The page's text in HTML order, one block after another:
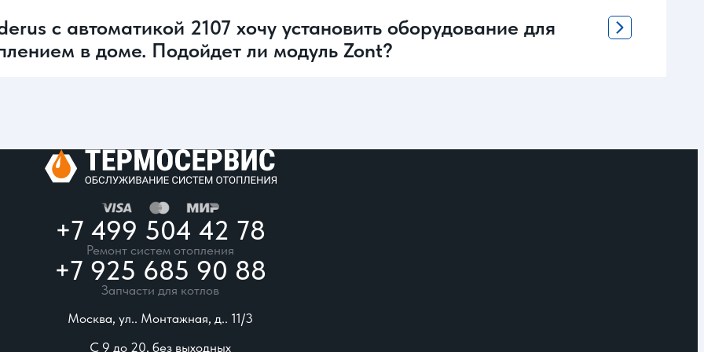
с автоматикой 2107 хочу установить оборудование для
в доме. Подойдет ли модуль Zont?
+7 499 504 42 78
Ремонт систем отопления
+7 925 685 90 88
Запчасти для котлов
Москва, ул.. Монтажная, д.. 11/3
С 9 до 20, без выходных